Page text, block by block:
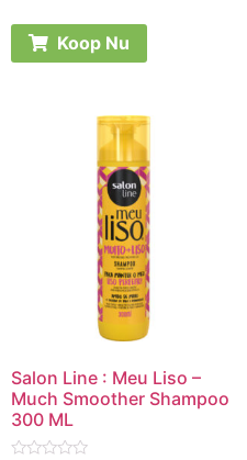
Koop Nu
Salon Line : Meu Liso –
Much Smoother Shampoo
300 ML